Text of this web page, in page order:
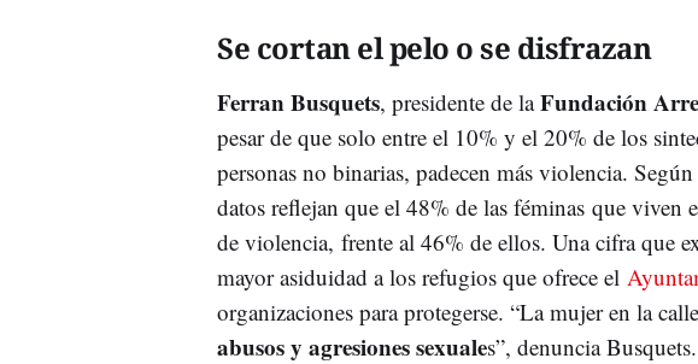
Se cortan el pelo o se disfrazan
Ferran Busquets, presidente de laFundación
pesar de que solo entre el 10% y el 20% de los
personas no binarias, padecen más violencia.
datos reflejan que el 48% de las féminas que viven
de violencia, frente al 46% de ellos. Una cifra que
mayor asiduidad a los refugios que ofrece el
organizaciones para protegerse. “La mujer en la
abusos y agresiones sexuales”, denuncia Busquets.